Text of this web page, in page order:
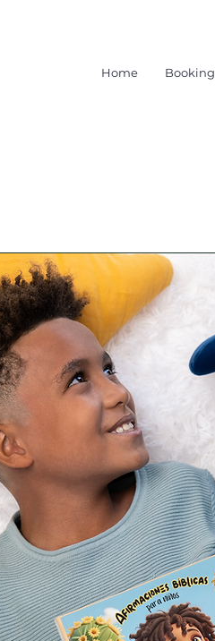
Home Booking